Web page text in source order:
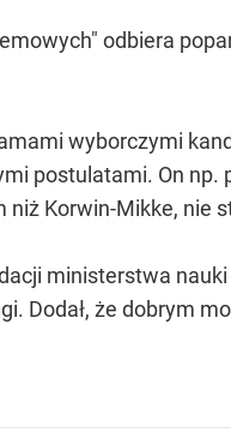
odbiera
wyborczymi
postulatami. On np.
Korwin-Mikke, nie
ministerstwa
Dodał, że dobrym